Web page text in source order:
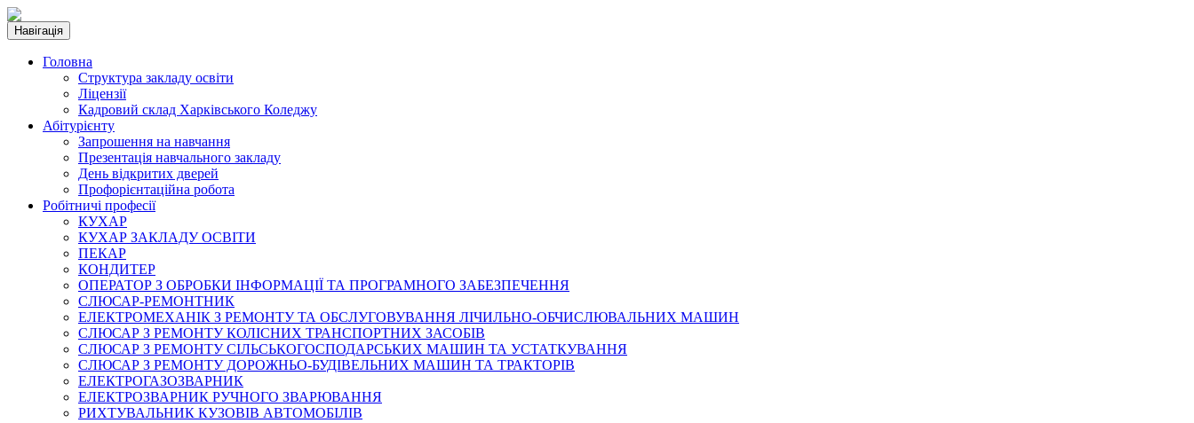
Навігація
Головна
Структура закладу освіти
Ліцензії
Кадровий склад Харківського Коледжу
Абітурієнту
Запрошення на навчання
Презентація навчального закладу
День відкритих дверей
Профорієнтаційна робота
Робітничі професії
КУХАР
КУХАР ЗАКЛАДУ ОСВІТИ
ПЕКАР
КОНДИТЕР
ОПЕРАТОР З ОБРОБКИ ІНФОРМАЦІЇ ТА ПРОГРАМНОГО ЗАБЕЗПЕЧЕННЯ
СЛЮСАР-РЕМОНТНИК
ЕЛЕКТРОМЕХАНІК З РЕМОНТУ ТА ОБСЛУГОВУВАННЯ ЛІЧИЛЬНО-ОБЧИСЛЮВАЛЬНИХ МАШИН
СЛЮСАР З РЕМОНТУ КОЛІСНИХ ТРАНСПОРТНИХ ЗАСОБІВ
СЛЮСАР З РЕМОНТУ СІЛЬСЬКОГОСПОДАРСЬКИХ МАШИН ТА УСТАТКУВАННЯ
СЛЮСАР З РЕМОНТУ ДОРОЖНЬО-БУДІВЕЛЬНИХ МАШИН ТА ТРАКТОРІВ
ЕЛЕКТРОГАЗОЗВАРНИК
ЕЛЕКТРОЗВАРНИК РУЧНОГО ЗВАРЮВАННЯ
РИХТУВАЛЬНИК КУЗОВІВ АВТОМОБІЛІВ